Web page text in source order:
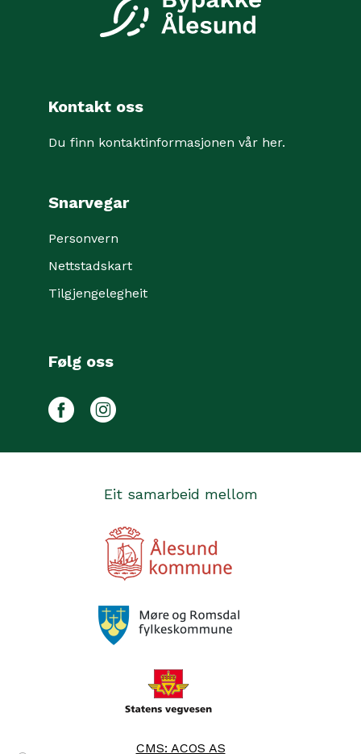
Kontakt oss
Du finn kontaktinformasjonen vår her.
Snarvegar
Personvern
Nettstadskart
Tilgjengelegheit
Følg oss
Facebook
Eit samarbeid mellom
CMS: ACOS AS